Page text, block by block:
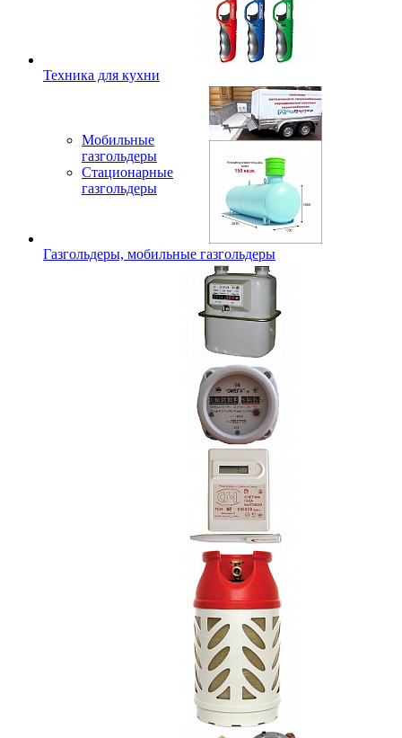
Техника для кухни
Мобильные
газгольдеры
Стационарные
газгольдеры
Газгольдеры, мобильные газгольдеры